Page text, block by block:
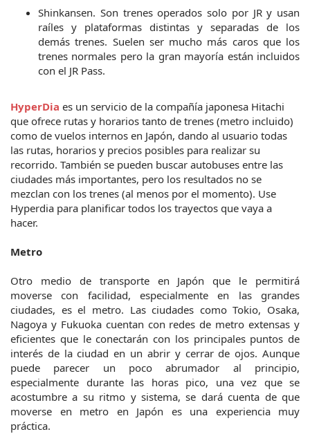
Shinkansen. Son trenes operados solo por JR y usan
raíles y plataformas distintas y separadas de los
demás trenes. Suelen ser mucho más caros que los
trenes normales pero la gran mayoría están incluidos
con el JR Pass.
HyperDia es un servicio de la compañía japonesa Hitachi
que ofrece rutas y horarios tanto de trenes (metro incluido)
como de vuelos internos en Japón, dando al usuario todas
las rutas, horarios y precios posibles para realizar su
recorrido. También se pueden buscar autobuses entre las
ciudades más importantes, pero los resultados no se
mezclan con los trenes (al menos por el momento). Use
Hyperdia para planificar todos los trayectos que vaya a
hacer.
Metro
Otro medio de transporte en Japón que le permitirá
moverse con facilidad, especialmente en las grandes
ciudades, es el metro. Las ciudades como Tokio, Osaka,
Nagoya y Fukuoka cuentan con redes de metro extensas y
eficientes que le conectarán con los principales puntos de
interés de la ciudad en un abrir y cerrar de ojos. Aunque
puede parecer un poco abrumador al principio,
especialmente durante las horas pico, una vez que se
acostumbre a su ritmo y sistema, se dará cuenta de que
moverse en metro en Japón es una experiencia muy
práctica.